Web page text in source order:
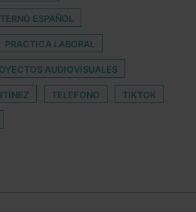
ESPAÑOL
PRACTICA LABORAL
AUDIOVISUALES
TELEFONO TIKTOK